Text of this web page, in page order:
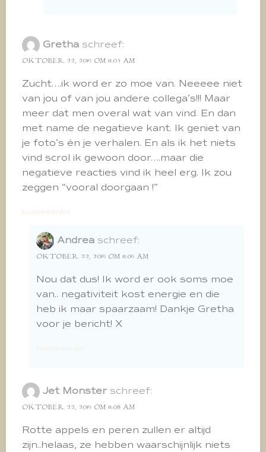
Gretha schreef:
OKTOBER 22, 2019 OM 11:03 AM
Zucht….ik word er zo moe van. Neeeee niet
van jou of van jou andere collega’s!!! Maar
meer dat men overal wat van vind. En dan
met name de negatieve kant. Ik geniet van
je foto’s én je verhalen. En als ik het niets
vind scrol ik gewoon door….maar die
negatieve reacties vind ik heel erg. Ik zou
zeggen “vooral doorgaan !”
beantwoorden
Andrea schreef:
OKTOBER 22, 2019 OM 11:09 AM
Nou dat dus! Ik word er ook soms moe
van.. negativiteit kost energie en die
heb ik maar spaarzaam! Dankje Gretha
voor je bericht! X
beantwoorden
Jet Monster schreef:
OKTOBER 22, 2019 OM 11:08 AM
Rotte appels en peren zullen er altijd
zijn..helaas, ze hebben waarschijnlijk niets